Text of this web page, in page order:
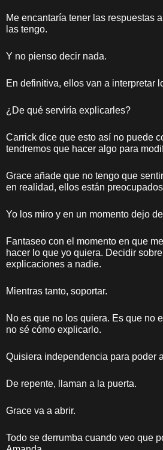
Me encantaría tener las respuestas
las tengo.
Y no pienso decir nada.
En definitiva, ellos van a interpretar
¿De qué serviría explicarles?
Carrick dice que esto así no puede
tendremos que hacer algo para
Grace añade que no tengo que
en realidad, ellos están
Yo los miro y en un momento dejo
Fantaseo con el momento en que
hacer lo que yo quiera. Decidir
explicaciones a nadie.
Mientras tanto, soportar.
No es que no los quiera. Es que no
no sé cómo explicarlo.
Quisiera independencia para poder
De repente, llaman a la puerta.
Grace va a abrir.
Todo se derrumba cuando veo que